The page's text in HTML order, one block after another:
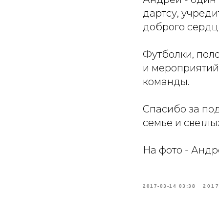
дартсу,
доброго
Футболки,
и
команды.
Спасибо за
семье и
На фото -
2017-03-14 03:38 2017